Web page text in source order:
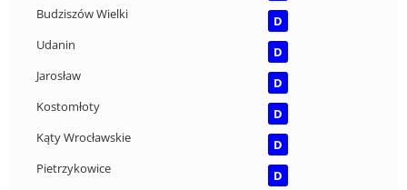
Budziszów Wielki
D
Udanin
D
Jarosław
D
Kostomłoty
D
Kąty Wrocławskie
D
Pietrzykowice
D